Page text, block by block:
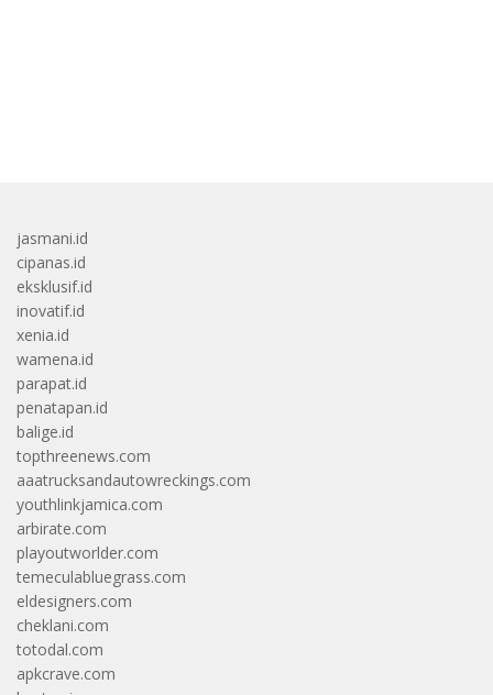
jasmani.id
cipanas.id
eksklusif.id
inovatif.id
xenia.id
wamena.id
parapat.id
penatapan.id
balige.id
topthreenews.com
aaatrucksandautowreckings.com
youthlinkjamica.com
arbirate.com
playoutworlder.com
temeculabluegrass.com
eldesigners.com
cheklani.com
totodal.com
apkcrave.com